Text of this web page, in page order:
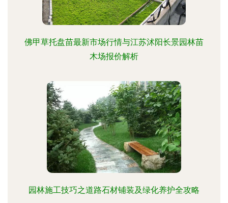
佛甲草托盘苗最新市场行情与江苏沭阳长景园林苗
木场报价解析
园林施工技巧之道路石材铺装及绿化养护全攻略